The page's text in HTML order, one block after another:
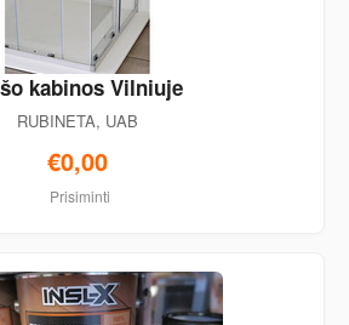
kabinos Vilniuje
RUBINETA, UAB
€0,00
Prisiminti